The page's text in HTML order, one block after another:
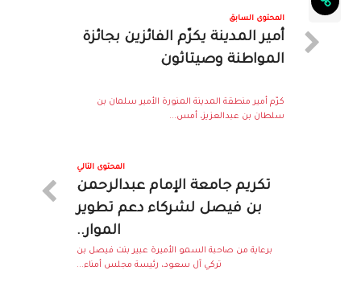
المحتوى السابق
أمير المدينة يكرّم الفائزين بجائزة
المواطنة وصيتاثون
كرّم أمير منطقة المدينة المنورة الأمير سلمان بن
سلطان بن عبدالعزيز، أمس...
المحتوى التالي
تكريم جامعة الإمام عبدالرحمن
بن فيصل لشركاء دعم تطوير
الموار..
برعاية من صاحبة السمو الأميرة عبير بنت فيصل بن
تركي آل سعود، رئيسة مجلس أمناء...